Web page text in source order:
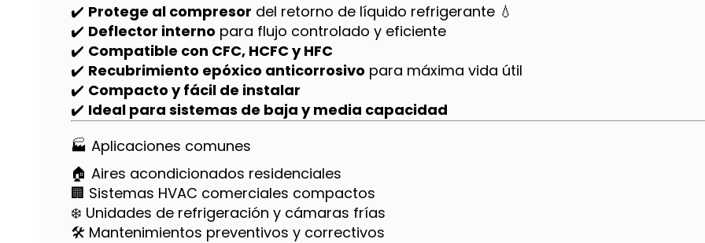
✔️ Protege al compresor del retorno de líquido refrigerante 💧
✔️ Deflector interno para flujo controlado y eficiente
✔️ Compatible con CFC, HCFC y HFC
✔️ Recubrimiento epóxico anticorrosivo para máxima vida útil
✔️ Compacto y fácil de instalar
✔️ Ideal para sistemas de baja y media capacidad
🏭 Aplicaciones comunes
🏠 Aires acondicionados residenciales
🏢 Sistemas HVAC comerciales compactos
❄️ Unidades de refrigeración y cámaras frías
🛠️ Mantenimientos preventivos y correctivos